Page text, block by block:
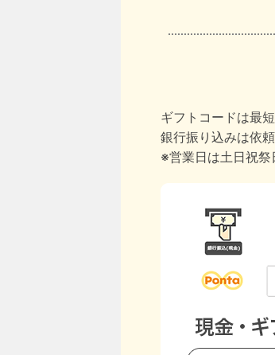
ギフトコードは最
銀行振り込みは依
※営業日は土日祝祭